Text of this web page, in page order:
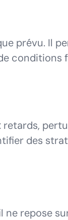
prévu. Il
conditions
retards,
des
repose